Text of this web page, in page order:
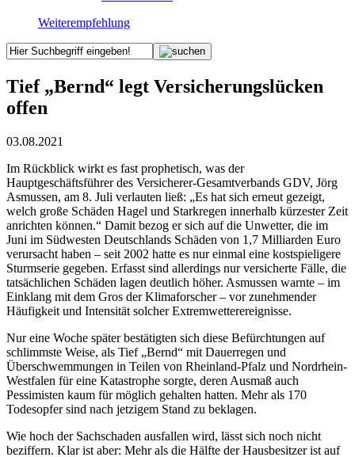
Weiterempfehlung
Tief „Bernd“ legt Versicherungslücken
offen
03.08.2021
Im Rückblick wirkt es fast prophetisch, was der
Hauptgeschäftsführer des Versicherer-Gesamtverbands GDV, Jörg
Asmussen, am 8. Juli verlauten ließ: „Es hat sich erneut gezeigt,
welch große Schäden Hagel und Starkregen innerhalb kürzester Zeit
anrichten können.“ Damit bezog er sich auf die Unwetter, die im
Juni im Südwesten Deutschlands Schäden von 1,7 Milliarden Euro
verursacht haben – seit 2002 hatte es nur einmal eine kostspieligere
Sturmserie gegeben. Erfasst sind allerdings nur versicherte Fälle, die
tatsächlichen Schäden lagen deutlich höher. Asmussen warnte – im
Einklang mit dem Gros der Klimaforscher – vor zunehmender
Häufigkeit und Intensität solcher Extremwetterereignisse.
Nur eine Woche später bestätigten sich diese Befürchtungen auf
schlimmste Weise, als Tief „Bernd“ mit Dauerregen und
Überschwemmungen in Teilen von Rheinland-Pfalz und Nordrhein-
Westfalen für eine Katastrophe sorgte, deren Ausmaß auch
Pessimisten kaum für möglich gehalten hatten. Mehr als 170
Todesopfer sind nach jetzigem Stand zu beklagen.
Wie hoch der Sachschaden ausfallen wird, lässt sich noch nicht
beziffern. Klar ist aber: Mehr als die Hälfte der Hausbesitzer ist auf